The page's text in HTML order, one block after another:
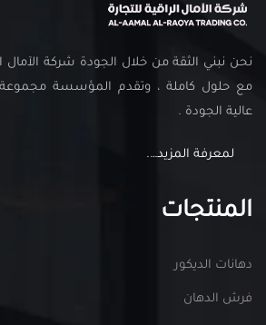
نحن نبني الثقة من خلال الجودة شركة الآمال
مع حلول كاملة ، وتقدم المؤسسة
عالية الجودة .
لمعرفة المزيد….
المنتجات
دهانات الديكور
فرش الدهان